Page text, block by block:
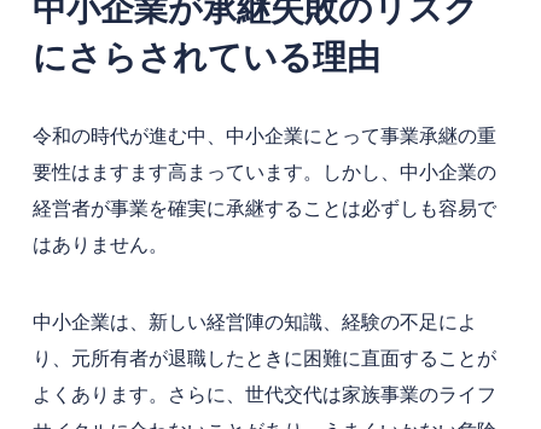
中小企業が承継失敗のリスク
にさらされている理由
令和の時代が進む中、中小企業にとって事業承継の重
要性はますます高まっています。しかし、中小企業の
経営者が事業を確実に承継することは必ずしも容易で
はありません。
中小企業は、新しい経営陣の知識、経験の不足によ
り、元所有者が退職したときに困難に直面することが
よくあります。さらに、世代交代は家族事業のライフ